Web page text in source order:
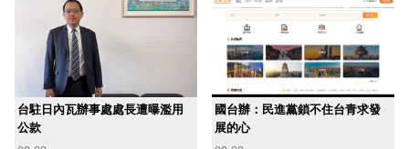
台駐日內瓦辦事處處長遭曝濫用
公款
國台辦：民進黨鎖不住台青求發
展的心